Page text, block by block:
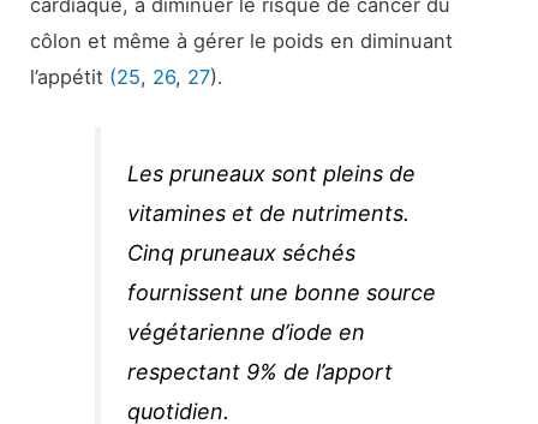
côlon et même à gérer le poids en diminuant
l’appétit (25, 26, 27).
Les pruneaux sont pleins de
vitamines et de nutriments.
Cinq pruneaux séchés
fournissent une bonne source
végétarienne d’iode en
respectant 9% de l’apport
quotidien.